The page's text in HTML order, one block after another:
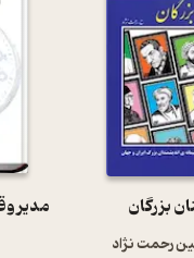
بزرگان
رحمت نژاد